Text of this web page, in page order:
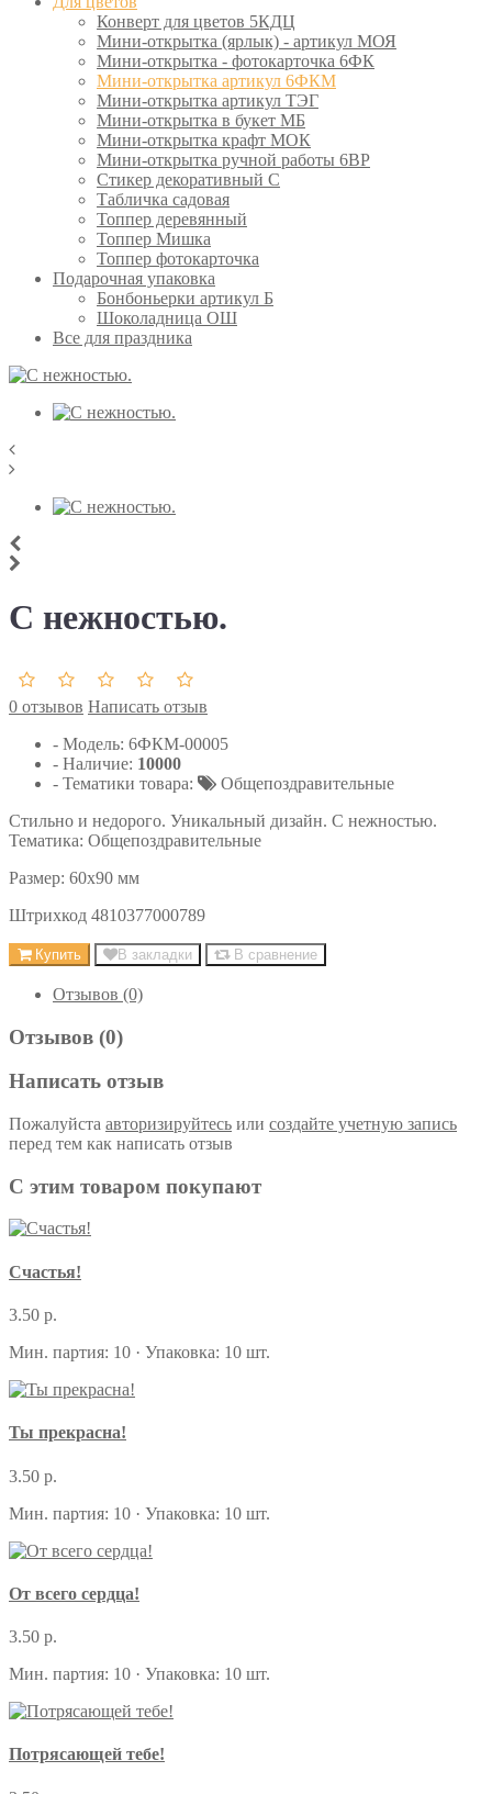
Конверт для цветов 5КДЦ
Мини-открытка (ярлык) - артикул МОЯ
Мини-открытка - фотокарточка 6ФК
Мини-открытка артикул 6ФКМ
Мини-открытка артикул ТЭГ
Мини-открытка в букет МБ
Мини-открытка крафт МОК
Мини-открытка ручной работы 6ВР
Стикер декоративный С
Табличка садовая
Топпер деревянный
Топпер Мишка
Топпер фотокарточка
Подарочная упаковка
Бонбоньерки артикул Б
Шоколадница ОШ
Все для праздника
С нежностью.
0 отзывов Написать отзыв
- Модель: 6ФКМ-00005
- Наличие: 10000
- Тематики товара:
Общепоздравительные
Стильно и недорого. Уникальный дизайн. С нежностью.
Тематика: Общепоздравительные
Размер: 60х90 мм
Штрихкод 4810377000789
Купить В закладки В сравнение
Отзывов (0)
Отзывов (0)
Написать отзыв
Пожалуйста авторизируйтесь или создайте учетную запись
перед тем как написать отзыв
С этим товаром покупают
Счастья!
3.50 р.
Мин. партия: 10 · Упаковка: 10 шт.
Ты прекрасна!
3.50 р.
Мин. партия: 10 · Упаковка: 10 шт.
От всего сердца!
3.50 р.
Мин. партия: 10 · Упаковка: 10 шт.
Потрясающей тебе!